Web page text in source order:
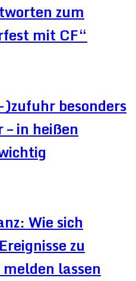
zum
mit CF“
besonders
in heißen
Wie sich
zu
lassen